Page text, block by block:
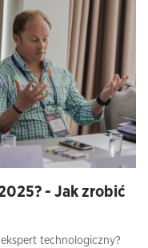
- Jak zrobić
technologiczny?